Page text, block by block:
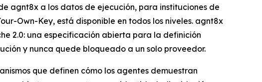
agnt8x a los datos de ejecución, para instituciones de
Own-Key, está disponible en todos los niveles. agnt8x
2.0: una especificación abierta para la definición
y nunca quede bloqueado a un solo proveedor.
que definen cómo los agentes demuestran